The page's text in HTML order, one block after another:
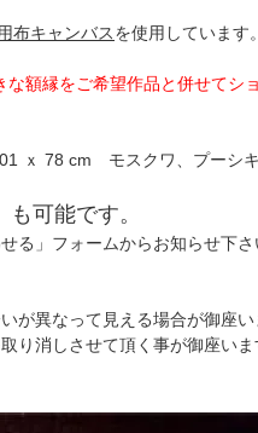
布キャンバスを使用しています。
額縁をご希望作品と併せてシ
ｘ 78 cm モスクワ、プーシ
可能です。
る」フォームからお知らせ下さ
が異なって見える場合が御座い
り消しさせて頂く事が御座いま